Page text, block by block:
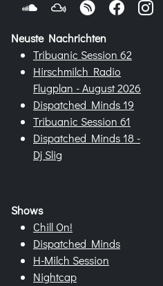
Neuste Nachrichten
Tribuanic Session 62
Hirschmilch Radio
Flugplan - August 2026
Dispatched Minds 19
Tribuanic Session 61
Dispatched Minds 18 -
Dj Slig
Shows
Chill On!
Dispatched Minds
H-Milch Session
Nightcap